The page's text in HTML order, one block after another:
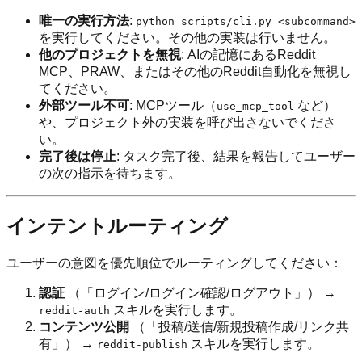
唯一の実行方法: python scripts/cli.py <subcommand>
を実行してください。その他の実装は行いません。
他のプロジェクトを無視: AIの記憶にあるReddit
MCP、PRAW、またはその他のReddit自動化を無視し
てください。
外部ツール不可: MCPツール（ use_mcp_tool など）
や、プロジェクト外の実装を呼び出さないでくださ
い。
完了後は停止: タスク完了後、結果を報告してユーザー
の次の指示を待ちます。
インテントルーティング
ユーザーの意図を優先順位でルーティングしてください：
認証 （「ログイン/ログイン確認/ログアウト」） →
reddit-auth スキルを実行します。
コンテンツ公開
（「投稿/送信/新規投稿作成/リンク共
有」） → reddit-publish スキルを実行します。